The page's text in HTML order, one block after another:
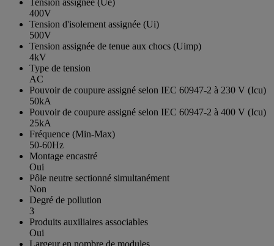
400V
Tension d'isolement assignée (Ui)
500V
Tension assignée de tenue aux chocs (Uimp)
4kV
Type de tension
AC
Pouvoir de coupure assigné selon IEC 60947-2 à 230 V (Icu)
50kA
Pouvoir de coupure assigné selon IEC 60947-2 à 400 V (Icu)
25kA
Fréquence (Min-Max)
50-60Hz
Montage encastré
Oui
Pôle neutre sectionné simultanément
Non
Degré de pollution
3
Produits auxiliaires associables
Oui
Largeur en nombre de modules